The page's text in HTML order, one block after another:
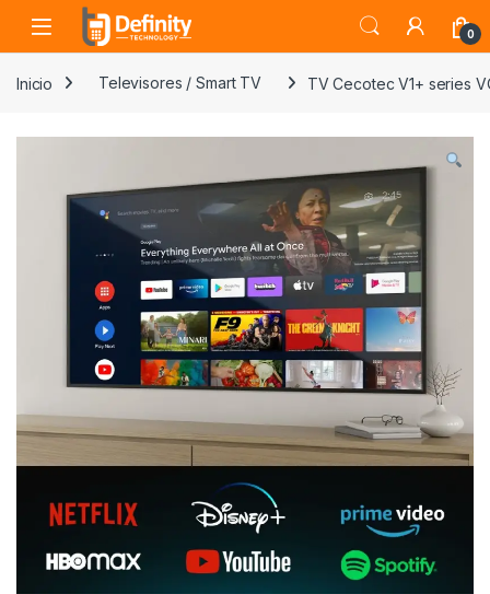
Skip to navigation
Skip to content
Open 0
Inicio Televisores / Smart TV TV Cecotec V1+ series